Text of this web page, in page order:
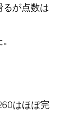
が点数は
はほぼ完